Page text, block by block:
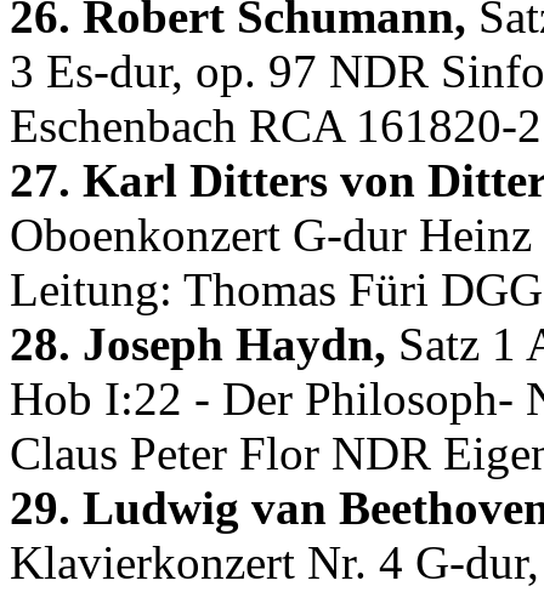
26. Robert Schumann,
3 Es-dur, op. 97 NDR
Eschenbach RCA 161820-
27. Karl Ditters von
Oboenkonzert G-dur
Leitung: Thomas Füri
28. Joseph Haydn, Satz 1
Hob I:22 - Der Philosoph-
Claus Peter Flor NDR
29. Ludwig van
Klavierkonzert Nr. 4 G-